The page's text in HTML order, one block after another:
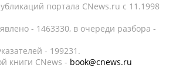
портала CNews.ru c 11.1998
- 1463330, в очереди разбора -
- 199231.
книги CNews - book@cnews.ru